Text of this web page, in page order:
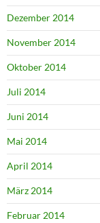
Dezember 2014
November 2014
Oktober 2014
Juli 2014
Juni 2014
Mai 2014
April 2014
März 2014
Februar 2014